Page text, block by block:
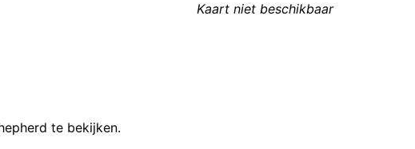
Kaart niet beschikbaar
te bekijken.